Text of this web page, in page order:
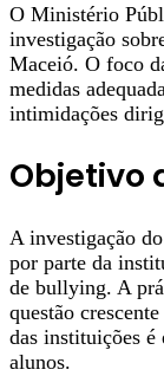
O Ministério
investigação
Maceió. O foco
medidas
intimidações
Objetivo
A investigação
por parte da
de bullying. A
questão
das instituições é
alunos.